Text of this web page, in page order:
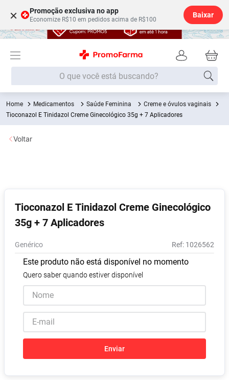
× Promoção exclusiva no app
Economize R$10 em pedidos acima de R$100
Baixar
O que você está buscando?
Medicamentos Saúde Feminina
Creme e óvulos vaginais
Tioconazol E Tinidazol Creme Ginecológico 35g + 7 Aplicadores
Tioconazol E Tinidazol Creme Ginecológico
35g + 7 Aplicadores
Genérico : 1026562
Este produto não está disponível no momento
Quero saber quando estiver disponível
Enviar
Voltar
Termos mais buscados
1º Fralda
2
6º Shampoo
7º Desodorante
8º
9º Vitamina D
10º Lavitan